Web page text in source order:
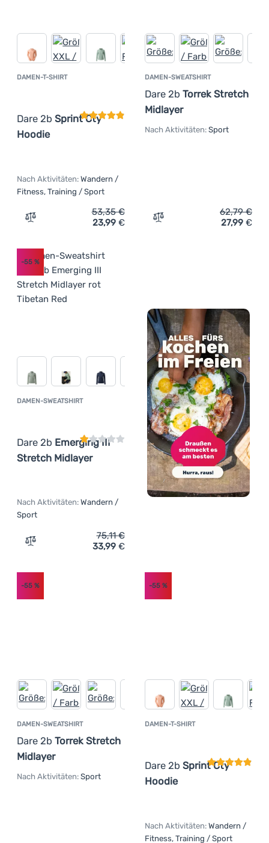
DAMEN-T-SHIRT
Dare 2b Sprint Cty
Hoodie
Kundenbewertung
Nach Aktivitäten: Wandern /
Fitness, Training / Sport
Zum Vergleich 'Damen-T-Shirt Dare 2b Sprint Cty
53,35€
23,99 €
DAMEN-SWEATSHIRT
Dare 2b Torrek Stretch
Midlayer
Nach Aktivitäten: Sport
Zum Vergleich 'Damen-
62,79€
27,99 €
DAMEN-SWEATSHIRT
Dare 2b Emerging III
Stretch Midlayer
Kundenbewertung
-55 %
Nach Aktivitäten: Wandern /
Sport
Zum Vergleich 'Damen-Sweatshirt Dare 2b Emerging III
75,11€
33,99 €
DAMEN-SWEATSHIRT
Dare 2b Torrek Stretch
Midlayer
-55 %
Nach Aktivitäten: Sport
DAMEN-T-SHIRT
Dare 2b Sprint Cty
Hoodie
-55%
Nach Aktivitäten: Wandern /
Fitness, Training / Sport